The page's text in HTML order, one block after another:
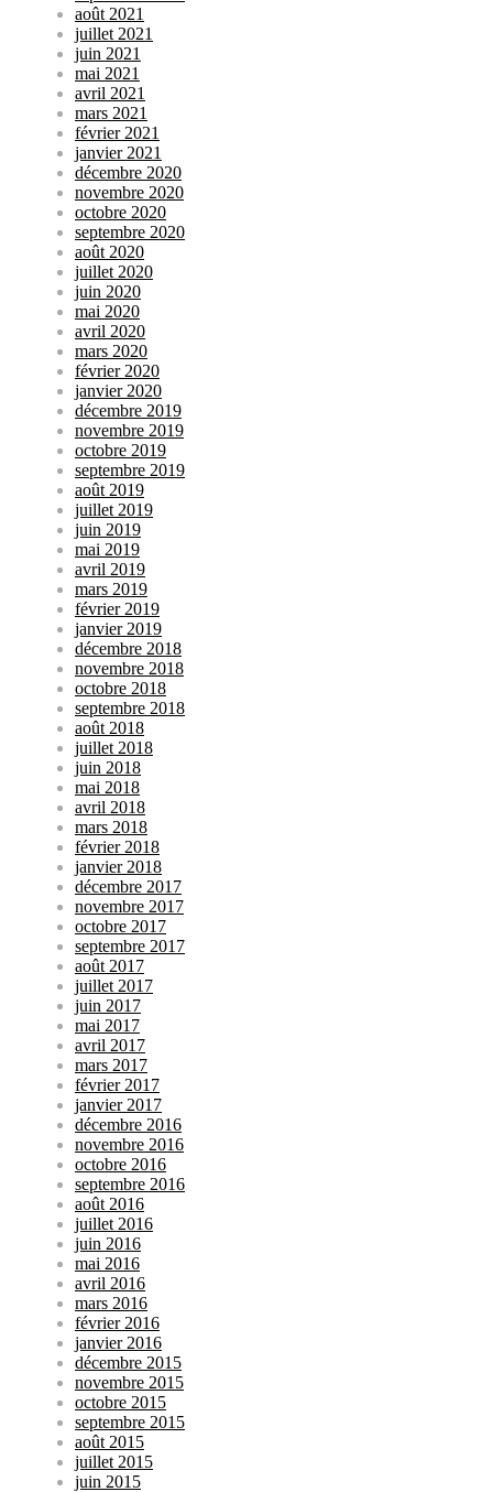
août 2021
juillet 2021
juin 2021
mai 2021
avril 2021
mars 2021
février 2021
janvier 2021
décembre 2020
novembre 2020
octobre 2020
septembre 2020
août 2020
juillet 2020
juin 2020
mai 2020
avril 2020
mars 2020
février 2020
janvier 2020
décembre 2019
novembre 2019
octobre 2019
septembre 2019
août 2019
juillet 2019
juin 2019
mai 2019
avril 2019
mars 2019
février 2019
janvier 2019
décembre 2018
novembre 2018
octobre 2018
septembre 2018
août 2018
juillet 2018
juin 2018
mai 2018
avril 2018
mars 2018
février 2018
janvier 2018
décembre 2017
novembre 2017
octobre 2017
septembre 2017
août 2017
juillet 2017
juin 2017
mai 2017
avril 2017
mars 2017
février 2017
janvier 2017
décembre 2016
novembre 2016
octobre 2016
septembre 2016
août 2016
juillet 2016
juin 2016
mai 2016
avril 2016
mars 2016
février 2016
janvier 2016
décembre 2015
novembre 2015
octobre 2015
septembre 2015
août 2015
juillet 2015
juin 2015